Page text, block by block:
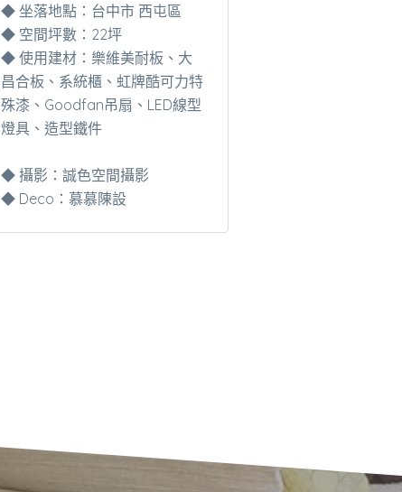
◆ 坐落地點：台中市 西屯區
◆ 空間坪數：22坪
◆ 使用建材：樂維美耐板、大
昌合板、系統櫃、虹牌酷可力特
殊漆、Goodfan吊扇、LED線型
燈具、造型鐵件
◆ 攝影：誠色空間攝影
◆ Deco：慕慕陳設